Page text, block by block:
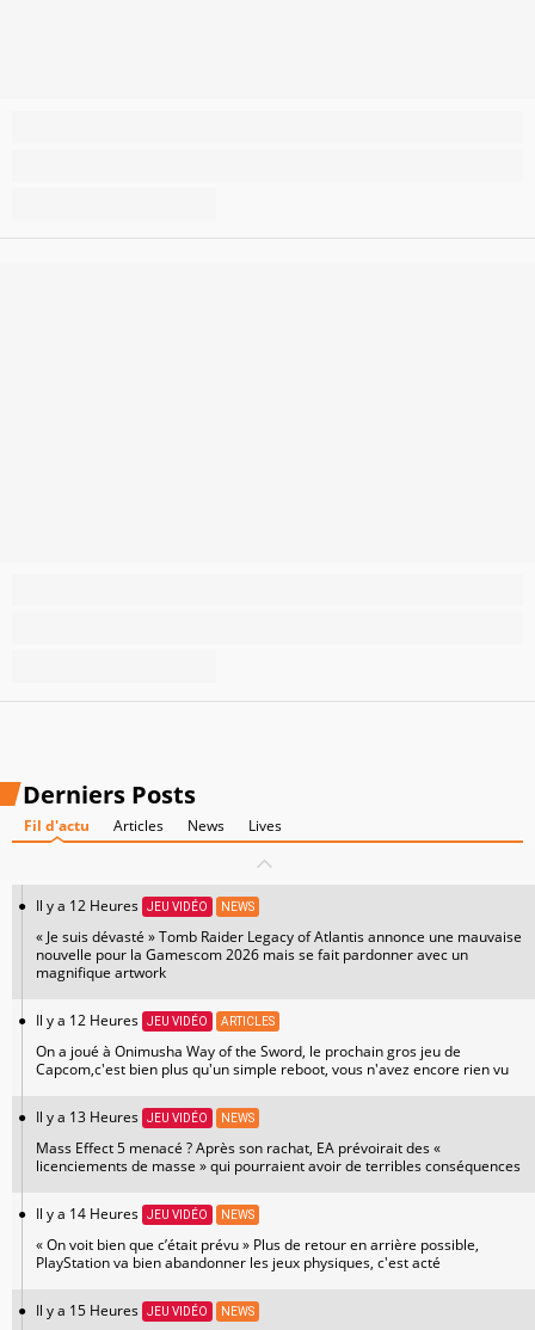
Derniers Posts
Fil d'actu Articles News Lives
Il y a 12 Heures JEU VIDÉO NEWS
« Je suis dévasté » Tomb Raider Legacy of Atlantis annonce une mauvaise
nouvelle pour la Gamescom 2026 mais se fait pardonner avec un
magnifique artwork
Il y a 12 Heures JEU VIDÉO ARTICLES
On a joué à Onimusha Way of the Sword, le prochain gros jeu de
Capcom,c'est bien plus qu'un simple reboot, vous n'avez encore rien vu
Il y a 13 Heures JEU VIDÉO NEWS
Mass Effect 5 menacé ? Après son rachat, EA prévoirait des «
licenciements de masse » qui pourraient avoir de terribles conséquences
Il y a 14 Heures JEU VIDÉO NEWS
« On voit bien que c’était prévu » Plus de retour en arrière possible,
PlayStation va bien abandonner les jeux physiques, c'est acté
Il y a 15 Heures JEU VIDÉO NEWS